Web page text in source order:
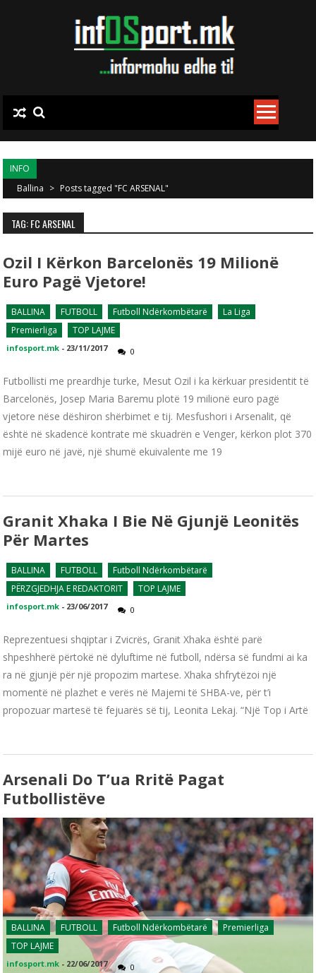
INFO
Ballina > Posts tagged "FC ARSENAL"
TAG: FC ARSENAL
Ozil I Kërkon Barcelonës 19 Milionë
Euro Pagë Vjetore!
BALLINA FUTBOLL Futboll Ndërkombëtarë
La Liga
Premierliga
TOP LAJME
infosport.mk - 23/11/2017 0
Futbollisti me preardhje turke, Mesut Ozil i ka kërkuar presidentit të
Barcelonës, Josep Maria Baremu plotë 19 milionë euro pagë
vjetore nëse dëshiron shërbimet e tij. Mesfushori i Arsenalit, që
është në skadencë kontrate më skuadrën e Venger, kërkon plot 370
mijë euro në javë, një shumë ekuivalente me 19
Granit Xhaka I Bie Në Gjunjë Leonitës
Për Martes
BALLINA FUTBOLL
Futboll Ndërkombëtarë
PËRZGJEDHJA E REDAKTORIT
TOP LAJME
infosport.mk - 23/06/2017 0
Reprezentuesi shqiptar i Zvicrës, Granit Xhaka është parë
shpeshherë përtokë në dyluftime në futboll, ndërsa së fundmi ai ka
ra në gjunjë për një propozim martese. Xhaka shfrytëzoi një
momentë në plazhet e verës në Majemi të SHBA-ve, për t’i
propozuar martesë të fejuarës së tij, Leonita Lekaj. “Një Top i Artë
Arsenali Do T’ua Rritë Pagat
Futbollistëve
BALLINA FUTBOLL Futboll Ndërkombëtarë
Premierliga
TOP LAJME
infosport.mk - 22/06/2017 0